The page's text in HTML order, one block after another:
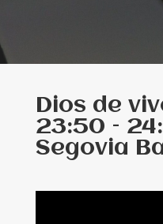
Dios de
23:50 –
Segovia